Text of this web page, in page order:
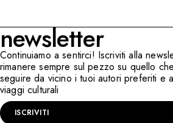
newsletter
Continuiamo a sentirci! Iscriviti alla
rimanere sempre sul pezzo su quello
seguire da vicino i tuoi autori preferiti e
viaggi culturali
ISCRIVITI